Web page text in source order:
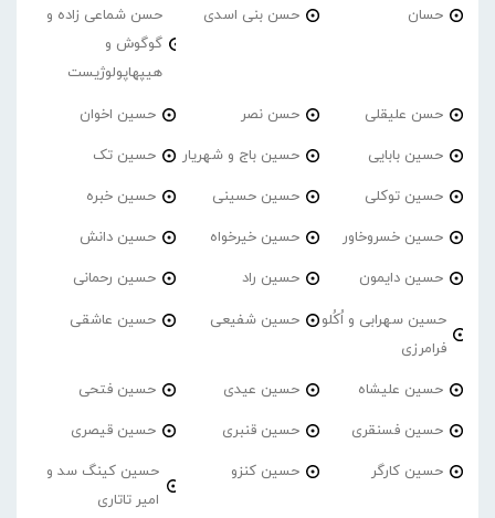
حسان حسن بنی اسدی
حسن شماعی زاده و
گوگوش و
هیپهاپولوژیست
حسن علیقلی حسن نصر حسین اخوان
حسین بابایی حسین باج و شهریار حسین تک
حسین توکلی حسین حسینی حسین خبره
حسین خسروخاور حسین خیرخواه حسین دانش
حسین دایمون حسین راد حسین رحمانی
حسین سهرابی و اُکُلو
فرامرزی
حسین شفیعی حسین عاشقی
حسین علیشاه حسین عیدی حسین فتحی
حسین فسنقری حسین قنبری حسین قیصری
حسین کارگر حسین کنزو
حسین کینگ سد و
امیر تاتاری